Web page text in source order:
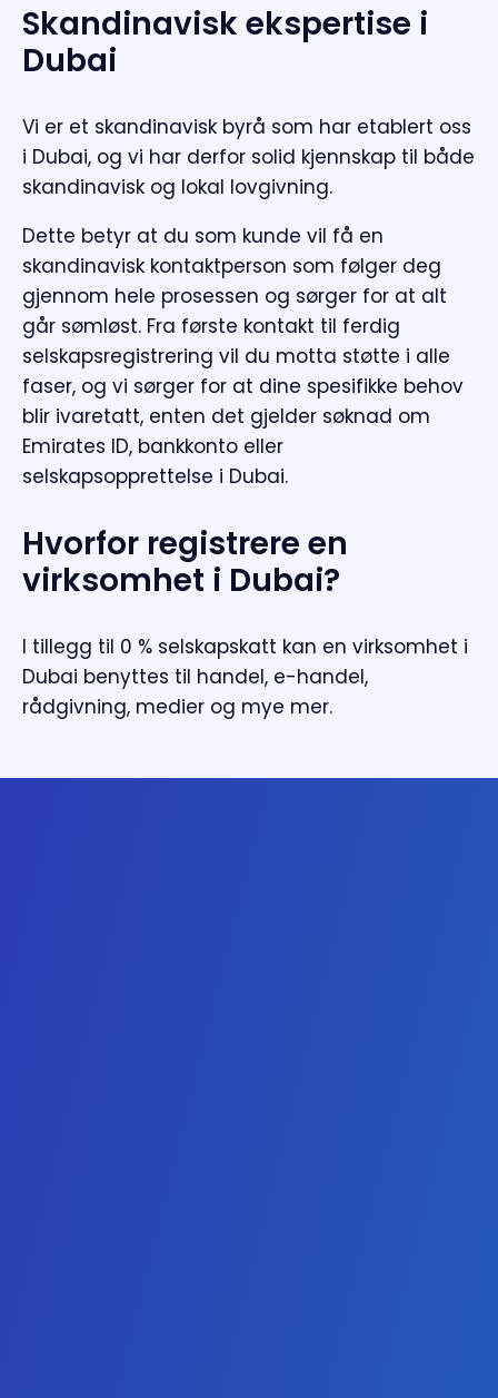
Skandinavisk ekspertise i
Dubai
Vi er et skandinavisk byrå som har etablert oss
i Dubai, og vi har derfor solid kjennskap til både
skandinavisk og lokal lovgivning.
Dette betyr at du som kunde vil få en
skandinavisk kontaktperson som følger deg
gjennom hele prosessen og sørger for at alt
går sømløst. Fra første kontakt til ferdig
selskapsregistrering vil du motta støtte i alle
faser, og vi sørger for at dine spesifikke behov
blir ivaretatt, enten det gjelder søknad om
Emirates ID, bankkonto eller
selskapsopprettelse i Dubai.
Hvorfor registrere en
virksomhet i Dubai?
I tillegg til 0 % selskapskatt kan en virksomhet i
Dubai benyttes til handel, e-handel,
rådgivning, medier og mye mer.